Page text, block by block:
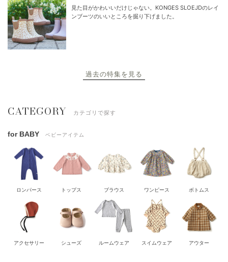
見た目がかわいいだけじゃない。KONGES SLOEJDのレイ
ンブーツのいいところを掘り下げました。
過去の特集を見る
CATEGORY カテゴリで探す
for BABY ベビーアイテム
ロンパース トップス ブラウス ワンピース ボトムス
アクセサリー シューズ ルームウェア スイムウェア アウター